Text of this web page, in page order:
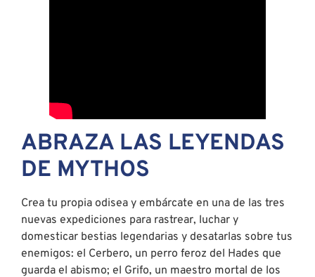
ABRAZA LAS LEYENDAS
DE MYTHOS
Crea tu propia odisea y embárcate en una de las tres
nuevas expediciones para rastrear, luchar y
domesticar bestias legendarias y desatarlas sobre tus
enemigos: el Cerbero, un perro feroz del Hades que
guarda el abismo; el Grifo, un maestro mortal de los